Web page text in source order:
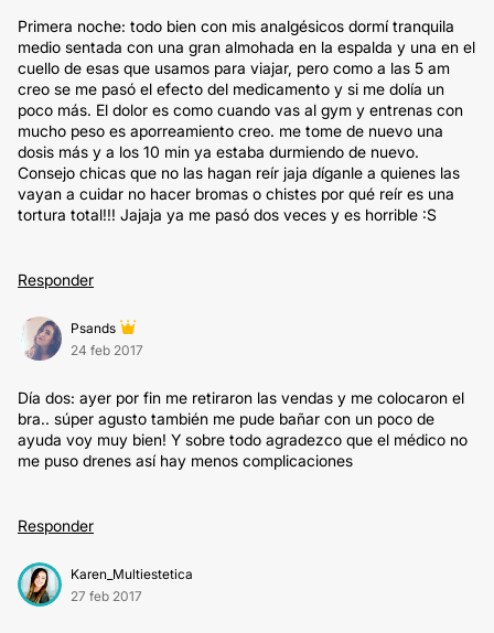
Primera noche: todo bien con mis analgésicos dormí tranquila
medio sentada con una gran almohada en la espalda y una en el
cuello de esas que usamos para viajar, pero como a las 5 am
creo se me pasó el efecto del medicamento y si me dolía un
poco más. El dolor es como cuando vas al gym y entrenas con
mucho peso es aporreamiento creo. me tome de nuevo una
dosis más y a los 10 min ya estaba durmiendo de nuevo.
Consejo chicas que no las hagan reír jaja díganle a quienes las
vayan a cuidar no hacer bromas o chistes por qué reír es una
tortura total!!! Jajaja ya me pasó dos veces y es horrible :S
Responder
Psands
24 feb 2017
Día dos: ayer por fin me retiraron las vendas y me colocaron el
bra.. súper agusto también me pude bañar con un poco de
ayuda voy muy bien! Y sobre todo agradezco que el médico no
me puso drenes así hay menos complicaciones
Responder
Karen_Multiestetica
27 feb 2017